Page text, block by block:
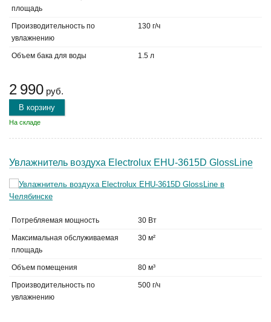
площадь
Производительность по
увлажнению
130 г/ч
Объем бака для воды 1.5 л
2 990 руб.
В корзину
На складе
Увлажнитель воздуха Electrolux EHU-3615D GlossLine
Потребляемая мощность 30 Вт
Максимальная обслуживаемая
площадь
30 м²
Объем помещения 80 м³
Производительность по
увлажнению
500 г/ч